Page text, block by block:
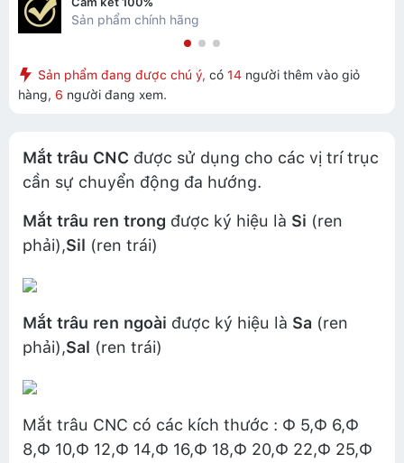
Sản phẩm chính hãng
Sản phẩm đang được chú ý, có 14 người thêm vào giỏ
hàng, 6 người đang xem.
Mắt trâu CNC được sử dụng cho các vị trí trục
cần sự chuyển động đa hướng.
Mắt trâu ren trong được ký hiệu là Si (ren
phải),Sil (ren trái)
Mắt trâu ren ngoài được ký hiệu là Sa (ren
phải),Sal (ren trái)
Mắt trâu CNC có các kích thước : Ф 5,Ф 6,Ф
8,Ф 10,Ф 12,Ф 14,Ф 16,Ф 18,Ф 20,Ф 22,Ф 25,Ф